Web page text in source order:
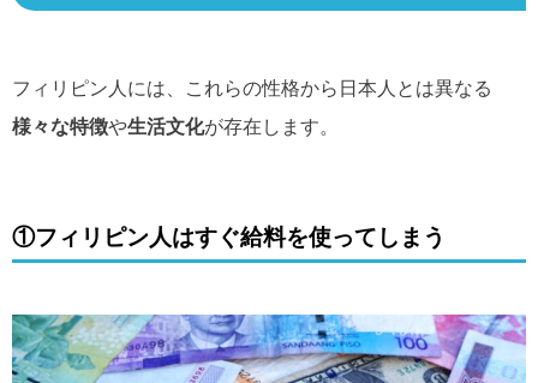
フィリピン人には、これらの性格から日本人とは異なる
様々な特徴や生活文化が存在します。
①フィリピン人はすぐ給料を使ってしまう